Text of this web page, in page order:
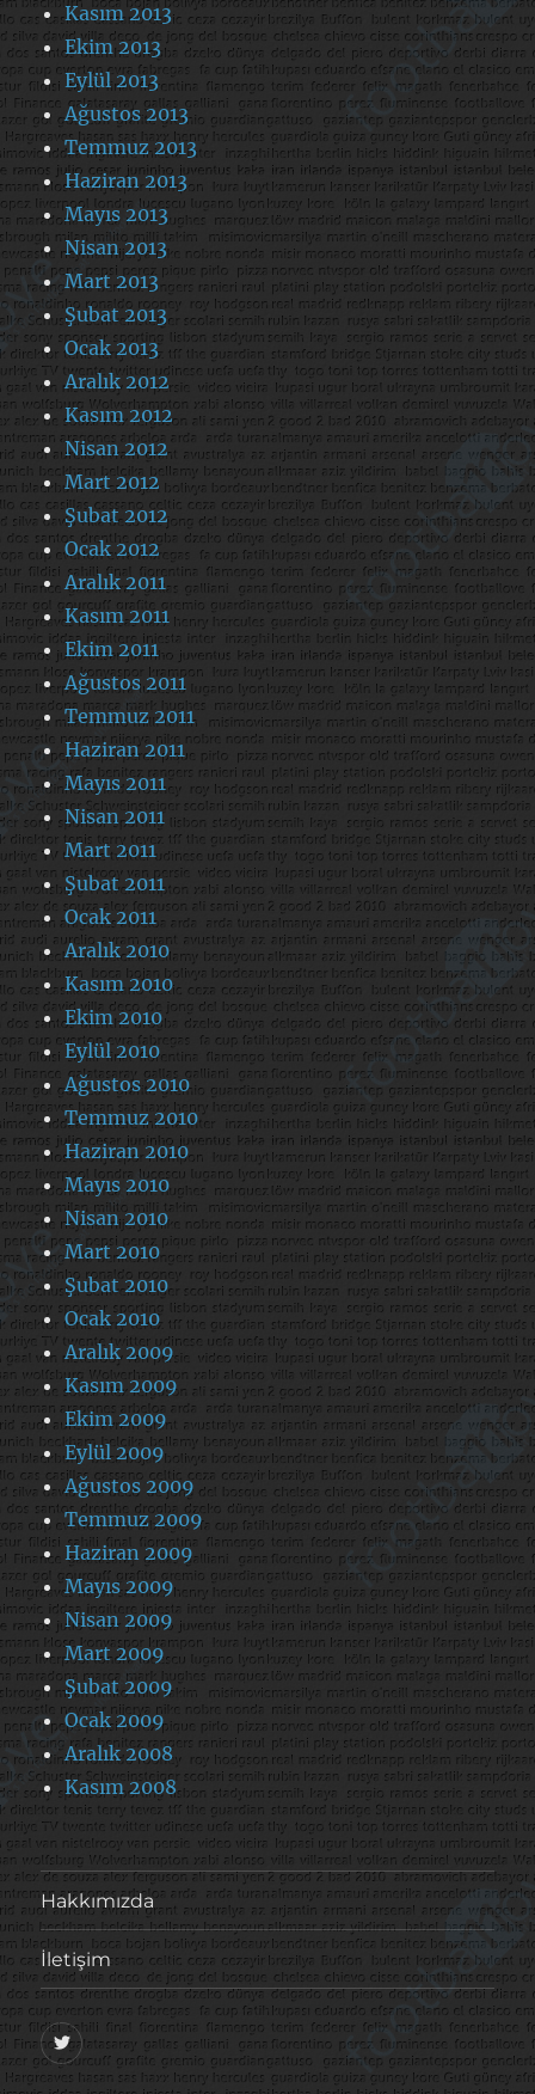
Kasım 2013
Ekim 2013
Eylül 2013
Ağustos 2013
Temmuz 2013
Haziran 2013
Mayıs 2013
Nisan 2013
Mart 2013
Şubat 2013
Ocak 2013
Aralık 2012
Kasım 2012
Nisan 2012
Mart 2012
Şubat 2012
Ocak 2012
Aralık 2011
Kasım 2011
Ekim 2011
Ağustos 2011
Temmuz 2011
Haziran 2011
Mayıs 2011
Nisan 2011
Mart 2011
Şubat 2011
Ocak 2011
Aralık 2010
Kasım 2010
Ekim 2010
Eylül 2010
Ağustos 2010
Temmuz 2010
Haziran 2010
Mayıs 2010
Nisan 2010
Mart 2010
Şubat 2010
Ocak 2010
Aralık 2009
Kasım 2009
Ekim 2009
Eylül 2009
Ağustos 2009
Temmuz 2009
Haziran 2009
Mayıs 2009
Nisan 2009
Mart 2009
Şubat 2009
Ocak 2009
Aralık 2008
Kasım 2008
Hakkımızda
İletişim
@footballove